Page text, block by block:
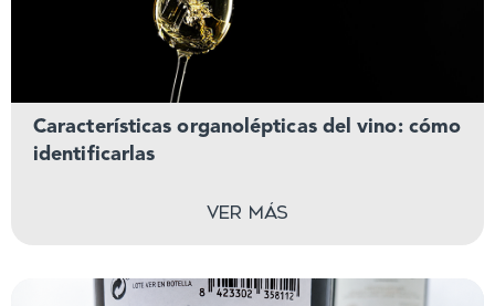
Características organolépticas del vino: cómo
identificarlas
Ver más